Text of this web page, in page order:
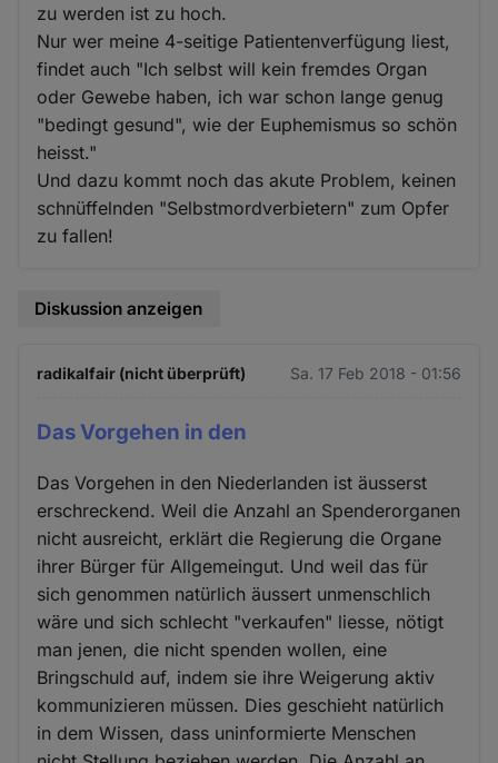
zu werden ist zu hoch.
Nur wer meine 4-seitige Patientenverfügung liest,
findet auch "Ich selbst will kein fremdes Organ
oder Gewebe haben, ich war schon lange genug
"bedingt gesund", wie der Euphemismus so schön
heisst."
Und dazu kommt noch das akute Problem, keinen
schnüffelnden "Selbstmordverbietern" zum Opfer
zu fallen!
Diskussion anzeigen
radikalfair (nicht überprüft) Sa. 17 Feb 2018 - 01:56
Das Vorgehen in den
Das Vorgehen in den Niederlanden ist äusserst
erschreckend. Weil die Anzahl an Spenderorganen
nicht ausreicht, erklärt die Regierung die Organe
ihrer Bürger für Allgemeingut. Und weil das für
sich genommen natürlich äussert unmenschlich
wäre und sich schlecht "verkaufen" liesse, nötigt
man jenen, die nicht spenden wollen, eine
Bringschuld auf, indem sie ihre Weigerung aktiv
kommunizieren müssen. Dies geschieht natürlich
in dem Wissen, dass uninformierte Menschen